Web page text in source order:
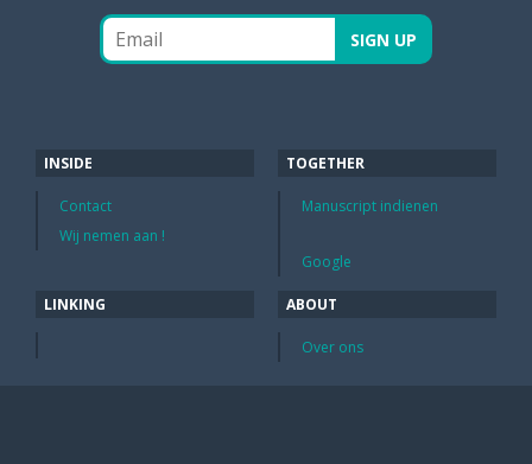
INSIDE
Contact
Wij nemen aan !
TOGETHER
Manuscript indienen
Google
LINKING ABOUT
Over ons